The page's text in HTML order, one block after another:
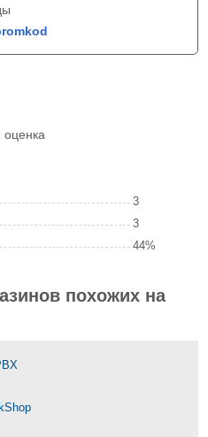
оценка
3
3
44%
похожих на